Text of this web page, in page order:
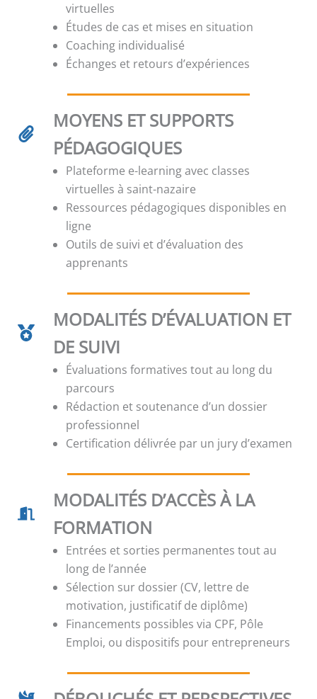
virtuelles
Études de cas et mises en situation
Coaching individualisé
Échanges et retours d’expériences
MOYENS ET SUPPORTS
PÉDAGOGIQUES
Plateforme e-learning avec classes
virtuelles à saint-nazaire
Ressources pédagogiques disponibles en
ligne
Outils de suivi et d’évaluation des
apprenants
MODALITÉS D’ÉVALUATION ET
DE SUIVI
Évaluations formatives tout au long du
parcours
Rédaction et soutenance d’un dossier
professionnel
Certification délivrée par un jury d’examen
MODALITÉS D’ACCÈS À LA
FORMATION
Entrées et sorties permanentes tout au
long de l’année
Sélection sur dossier (CV, lettre de
motivation, justificatif de diplôme)
Financements possibles via CPF, Pôle
Emploi, ou dispositifs pour entrepreneurs